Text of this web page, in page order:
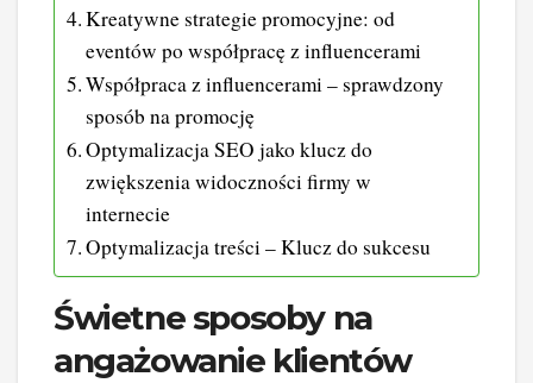
Kreatywne strategie promocyjne: od
eventów po współpracę z influencerami
Współpraca z influencerami – sprawdzony
sposób na promocję
Optymalizacja SEO jako klucz do
zwiększenia widoczności firmy w
internecie
Optymalizacja treści – Klucz do sukcesu
Świetne sposoby na
angażowanie klientów